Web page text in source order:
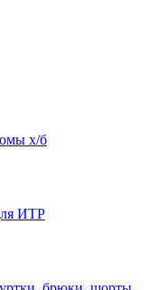
х/б
ИТР